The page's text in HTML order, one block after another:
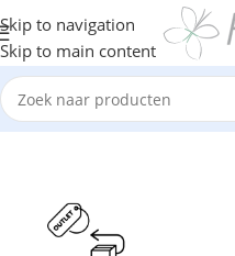
Skip to navigation
Skip to main content
Home/TV & Media/Air mouses